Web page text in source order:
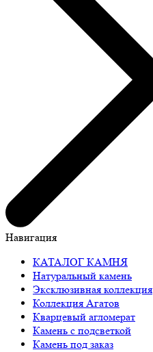
Навигация
КАТАЛОГ КАМНЯ
Натуральный камень
Эксклюзивная коллекция
Коллекция Агатов
Кварцевый агломерат
Камень с подсветкой
Камень под заказ